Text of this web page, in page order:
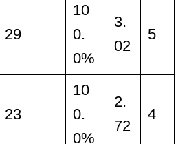
29
10
0.
0%
3.
02
5
23
10
0.
0%
2.
72
4